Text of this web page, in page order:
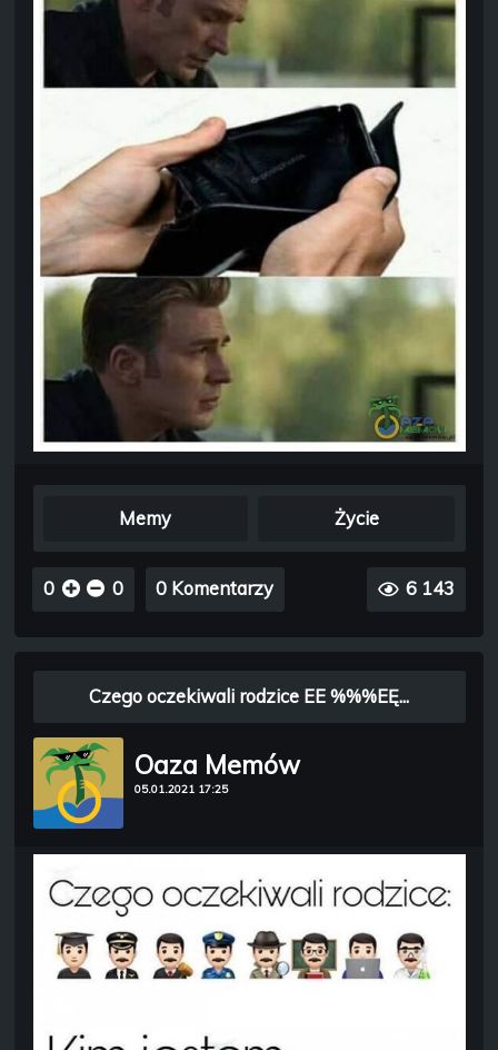
Memy Życie
0 0 0 Komentarzy 6 143
Oaza Memów
05.01.2021 17:25
Czego oczekiwali rodzice EE %%%EĘ...